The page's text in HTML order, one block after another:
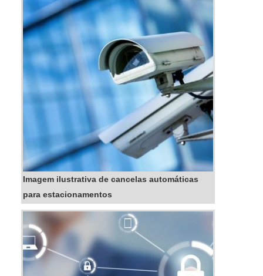
Imagem ilustrativa de cancelas automáticas
para estacionamentos